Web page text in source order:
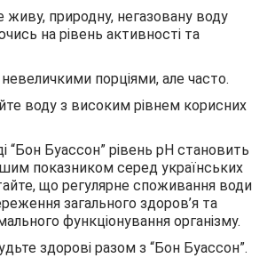
природну, негазовану воду
на рівень активності та
порціями, але часто.
воду з високим рівнем корисних
“Бон Буассон” рівень рН становить
показником серед українських
що регулярне споживання води
загального здоров’я та
функціонування організму.
здорові разом з “Бон Буассон”.